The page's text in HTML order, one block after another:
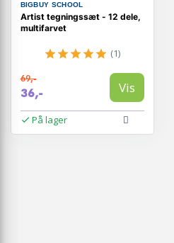
BIGBUY SCHOOL
Artist tegningssæt - 12 dele,
multifarvet
(1)
69,-
36,- Vis
På lager